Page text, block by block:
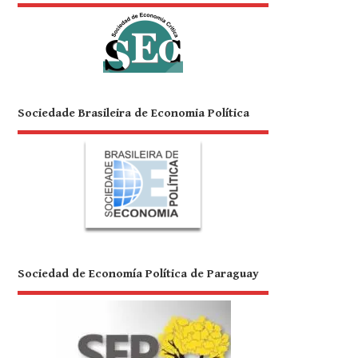
Sociedade Brasileira de Economia Política
Sociedad de Economía Política de Paraguay